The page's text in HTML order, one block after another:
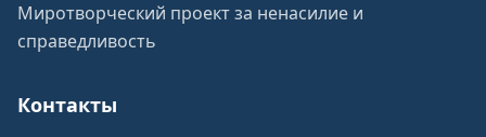
Миротворческий проект за ненасилие и
справедливость
Контакты